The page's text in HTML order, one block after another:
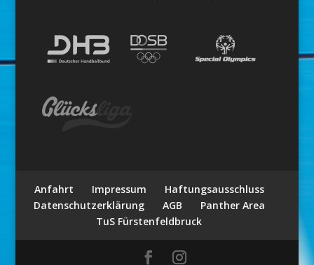
Anfahrt Impressum
Haftungsausschluss
Datenschutzerklärung
AGB
Panther Area
TuS Fürstenfeldbruck